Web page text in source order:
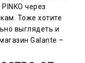
через
Тоже хотите
выглядеть и
Galante –